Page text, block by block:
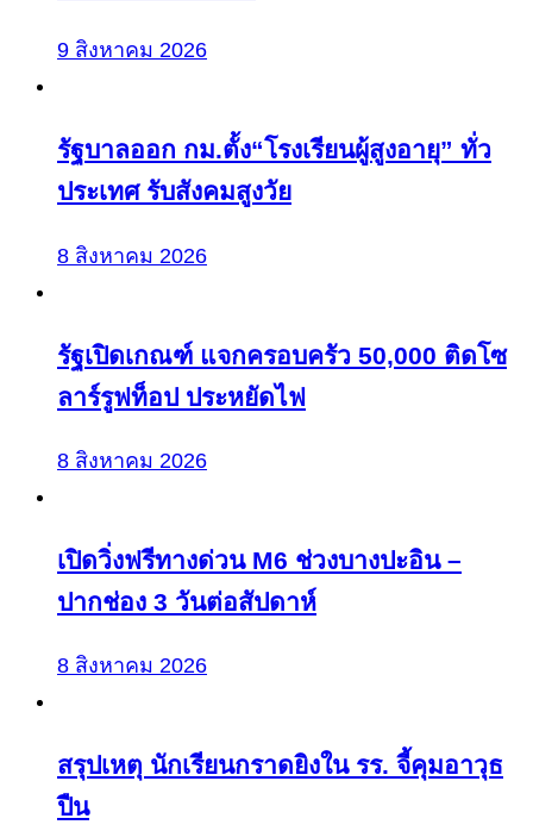
9 สิงหาคม 2026
รัฐบาลออก กม.ตั้ง“โรงเรียนผู้สูงอายุ” ทั่ว
ประเทศ รับสังคมสูงวัย
8 สิงหาคม 2026
รัฐเปิดเกณฑ์ แจกครอบครัว 50,000 ติดโซ
ลาร์รูฟท็อป ประหยัดไฟ
8 สิงหาคม 2026
เปิดวิ่งฟรีทางด่วน M6 ช่วงบางปะอิน –
ปากช่อง 3 วันต่อสัปดาห์
8 สิงหาคม 2026
สรุปเหตุ นักเรียนกราดยิงใน รร. จี้คุมอาวุธ
ปืน